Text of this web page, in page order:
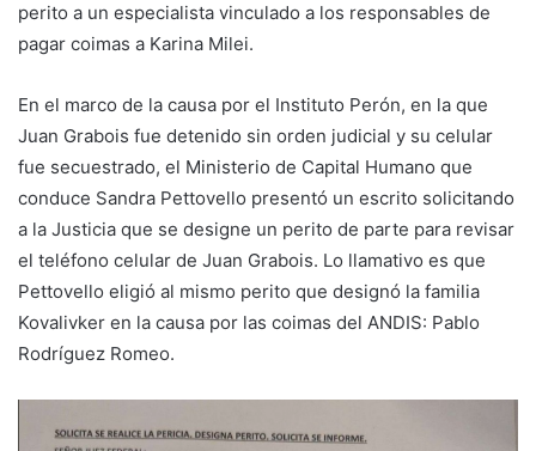
perito a un especialista vinculado a los responsables de
pagar coimas a Karina Milei.
En el marco de la causa por el Instituto Perón, en la que
Juan Grabois fue detenido sin orden judicial y su celular
fue secuestrado, el Ministerio de Capital Humano que
conduce Sandra Pettovello presentó un escrito solicitando
a la Justicia que se designe un perito de parte para revisar
el teléfono celular de Juan Grabois. Lo llamativo es que
Pettovello eligió al mismo perito que designó la familia
Kovalivker en la causa por las coimas del ANDIS: Pablo
Rodríguez Romeo.